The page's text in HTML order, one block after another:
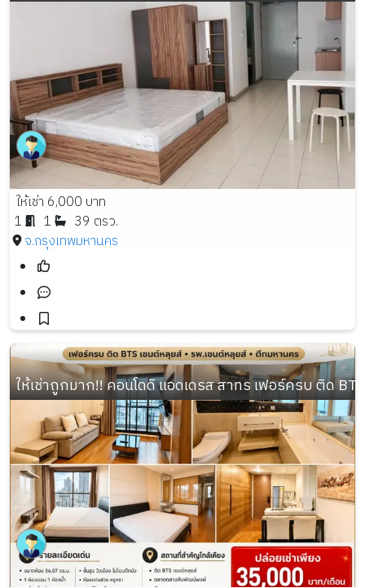
ให้เช่า 6,000 บาท
1
1
39 ตรว.
จ.กรุงเทพมหานคร
ให้เช่าถูกมาก!! คอนโดดิ แอดเดรส สาทร เฟอร์ครบ ติด